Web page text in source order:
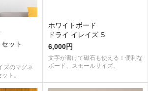
ット
ズのマグネ
ト。
ホワイトボード
ドライ イレイズ S
6,000円
文字が書けて磁石も使える！便利な
ボード、スモールサイズ。